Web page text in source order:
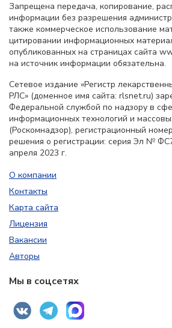
Запрещена передача, копирование,
информации без разрешения
также коммерческое использование
цитировании информационных
опубликованных на страницах сайта
на источник информации обязательна.
Сетевое издание «Регистр
РЛС» (доменное имя сайта: rlsnet.ru)
Федеральной службой по надзору в
информационных технологий и
(Роскомнадзор), регистрационный
решения о регистрации: серия Эл №
апреля 2023 г.
О компании
Контакты
Карта сайта
Лицензия
Вакансии
Авторы
Мы в соцсетях